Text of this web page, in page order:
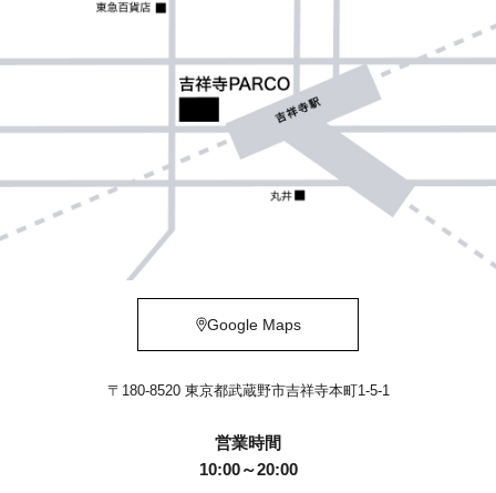
Google Maps
〒180-8520 東京都武蔵野市吉祥寺本町1-5-1
営業時間
10:00～20:00